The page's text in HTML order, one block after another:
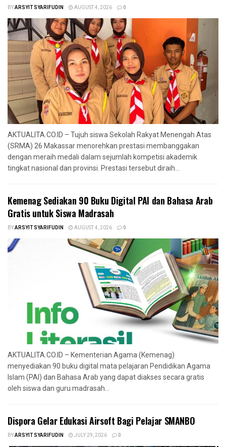
BYARSYIT SYARIFUDIN AUGUST 4, 2026 0
AKTUALITA.CO.ID – Tujuh siswa Sekolah Rakyat Menengah Atas
(SRMA) 26 Makassar menorehkan prestasi membanggakan
dengan meraih medali dalam sejumlah kompetisi akademik
tingkat nasional dan provinsi. Prestasi tersebut diraih...
Kemenag Sediakan 90 Buku Digital PAI dan Bahasa Arab
Gratis untuk Siswa Madrasah
BYARSYIT SYARIFUDIN AUGUST 4, 2026 0
AKTUALITA.CO.ID – Kementerian Agama (Kemenag)
menyediakan 90 buku digital mata pelajaran Pendidikan Agama
Islam (PAI) dan Bahasa Arab yang dapat diakses secara gratis
oleh siswa dan guru madrasah...
‎Dispora Gelar Edukasi Airsoft Bagi Pelajar SMANBO
BYARSYIT SYARIFUDIN JULY 29, 2026 0